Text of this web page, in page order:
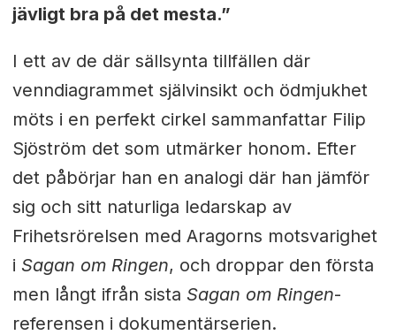
jävligt bra på det mesta.”
I ett av de där sällsynta tillfällen där
venndiagrammet självinsikt och ödmjukhet
möts i en perfekt cirkel sammanfattar Filip
Sjöström det som utmärker honom. Efter
det påbörjar han en analogi där han jämför
sig och sitt naturliga ledarskap av
Frihetsrörelsen med Aragorns motsvarighet
i Sagan om Ringen, och droppar den första
men långt ifrån sista Sagan om Ringen-
referensen i dokumentärserien.